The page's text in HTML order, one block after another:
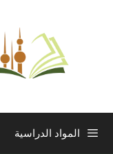
المواد الدراسية